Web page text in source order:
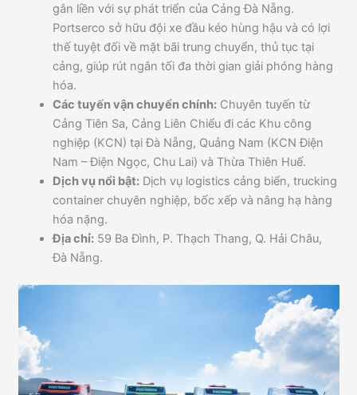
gắn liền với sự phát triển của Cảng Đà Nẵng.
Portserco sở hữu đội xe đầu kéo hùng hậu và có lợi
thế tuyệt đối về mặt bãi trung chuyển, thủ tục tại
cảng, giúp rút ngắn tối đa thời gian giải phóng hàng
hóa.
Các tuyến vận chuyển chính: Chuyên tuyến từ
Cảng Tiên Sa, Cảng Liên Chiểu đi các Khu công
nghiệp (KCN) tại Đà Nẵng, Quảng Nam (KCN Điện
Nam – Điện Ngọc, Chu Lai) và Thừa Thiên Huế.
Dịch vụ nổi bật: Dịch vụ logistics cảng biển, trucking
container chuyên nghiệp, bốc xếp và nâng hạ hàng
hóa nặng.
Địa chỉ: 59 Ba Đình, P. Thạch Thang, Q. Hải Châu,
Đà Nẵng.